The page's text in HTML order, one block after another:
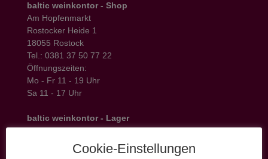
baltic weinkontor - Shop
Am Hopfenmarkt
Rostocker Heide 1
18055 Rostock
Tel.: 0381 37 50 77 22
Öffnungszeiten:
Mo - Fr 11 - 19 Uhr
Sa 11 - 17 Uhr
baltic weinkontor - Lager
Hansestrasse 6
18182 Bentwisch
ÖffnungszeitenCookie-Einstellungen